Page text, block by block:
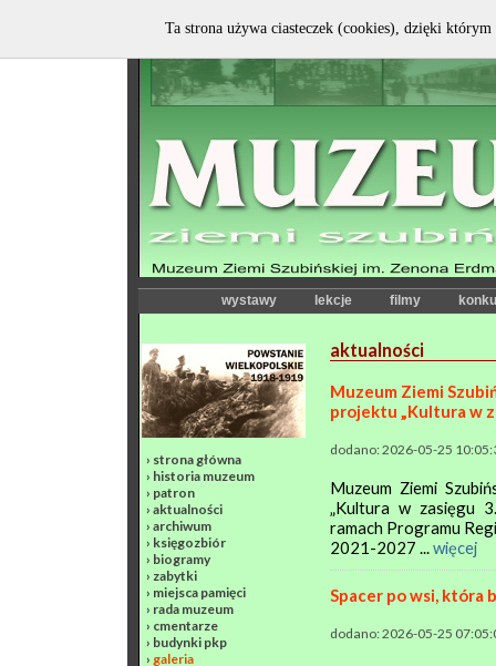
wystawy lekcje filmy
› strona główna
› historia muzeum
› patron
› aktualności
› archiwum
› księgozbiór
› biogramy
› zabytki
› miejsca pamięci
› rada muzeum
› cmentarze
› budynki pkp
› galeria
aktualności
Muzeum Ziemi
projektu „Kultura w
dodano: 2026-05-25
Muzeum Ziemi
„Kultura w zasięgu
ramach Programu
2021-2027 ...więcej
Spacer po wsi, która
dodano: 2026-05-25
Ta strona używa ciasteczek (cookies), dzięki